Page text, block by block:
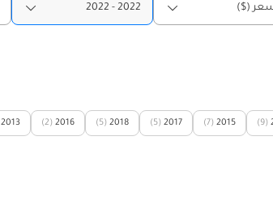
($)
2022 - 2022
(9)
2015
(7)
2017
(5)
2018
(5)
2016
(2)
2013